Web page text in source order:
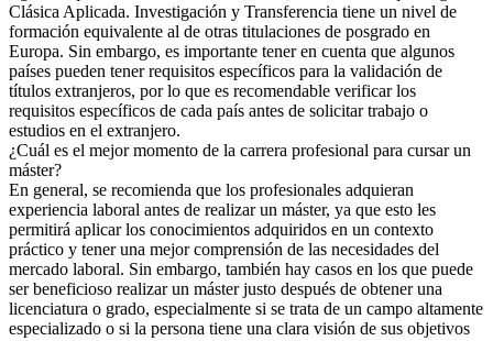
Clásica Aplicada. Investigación y Transferencia tiene un nivel de
formación equivalente al de otras titulaciones de posgrado en
Europa. Sin embargo, es importante tener en cuenta que algunos
países pueden tener requisitos específicos para la validación de
títulos extranjeros, por lo que es recomendable verificar los
requisitos específicos de cada país antes de solicitar trabajo o
estudios en el extranjero.
¿Cuál es el mejor momento de la carrera profesional para cursar un
máster?
En general, se recomienda que los profesionales adquieran
experiencia laboral antes de realizar un máster, ya que esto les
permitirá aplicar los conocimientos adquiridos en un contexto
práctico y tener una mejor comprensión de las necesidades del
mercado laboral. Sin embargo, también hay casos en los que puede
ser beneficioso realizar un máster justo después de obtener una
licenciatura o grado, especialmente si se trata de un campo altamente
especializado o si la persona tiene una clara visión de sus objetivos